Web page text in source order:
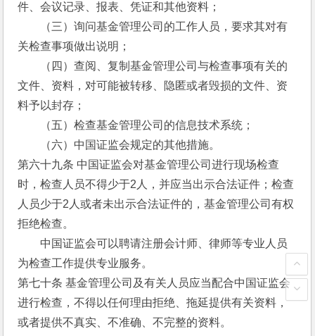
件、会议记录、报表、凭证和其他资料；
（三）询问基金管理公司的工作人员，要求其对有
关检查事项做出说明；
（四）查阅、复制基金管理公司与检查事项有关的
文件、资料，对可能被转移、隐匿或者毁损的文件、资
料予以封存；
（五）检查基金管理公司的信息技术系统；
（六）中国证监会规定的其他措施。
第六十九条 中国证监会对基金管理公司进行现场检查
时，检查人员不得少于2人，并应当出示合法证件；检查
人员少于2人或者未出示合法证件的，基金管理公司有权
拒绝检查。
中国证监会可以聘请注册会计师、律师等专业人员
为检查工作提供专业服务。
第七十条 基金管理公司及有关人员应当配合中国证监会
进行检查，不得以任何理由拒绝、拖延提供有关资料，
或者提供不真实、不准确、不完整的资料。